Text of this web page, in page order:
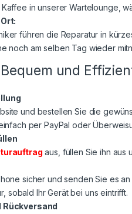
in unserer Wartelounge,
führen die Reparatur in
noch am selben Tag wieder
und
und bestellen Sie die
per PayPal oder
aus, füllen Sie ihn aus
sicher und senden Sie es
sobald Ihr Gerät bei uns eintrifft.
Rückversand